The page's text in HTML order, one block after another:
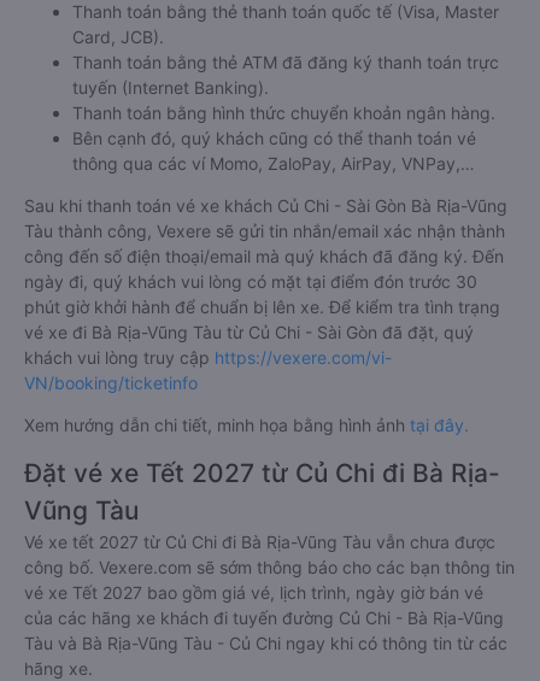
Thanh toán bằng thẻ thanh toán quốc tế (Visa, Master
Card, JCB).
Thanh toán bằng thẻ ATM đã đăng ký thanh toán trực
tuyến (Internet Banking).
Thanh toán bằng hình thức chuyển khoản ngân hàng.
Bên cạnh đó, quý khách cũng có thể thanh toán vé
thông qua các ví Momo, ZaloPay, AirPay, VNPay,…
Sau khi thanh toán vé xe khách Củ Chi - Sài Gòn Bà Rịa-Vũng
Tàu thành công, Vexere sẽ gửi tin nhắn/email xác nhận thành
công đến số điện thoại/email mà quý khách đã đăng ký. Đến
ngày đi, quý khách vui lòng có mặt tại điểm đón trước 30
phút giờ khởi hành để chuẩn bị lên xe. Để kiểm tra tình trạng
vé xe đi Bà Rịa-Vũng Tàu từ Củ Chi - Sài Gòn đã đặt, quý
khách vui lòng truy cập https://vexere.com/vi-
VN/booking/ticketinfo
Xem hướng dẫn chi tiết, minh họa bằng hình ảnh tại đây.
Đặt vé xe Tết 2027 từ Củ Chi đi Bà Rịa-
Vũng Tàu
Vé xe tết 2027 từ Củ Chi đi Bà Rịa-Vũng Tàu vẫn chưa được
công bố. Vexere.com sẽ sớm thông báo cho các bạn thông tin
vé xe Tết 2027 bao gồm giá vé, lịch trình, ngày giờ bán vé
của các hãng xe khách đi tuyến đường Củ Chi - Bà Rịa-Vũng
Tàu và Bà Rịa-Vũng Tàu - Củ Chi ngay khi có thông tin từ các
hãng xe.